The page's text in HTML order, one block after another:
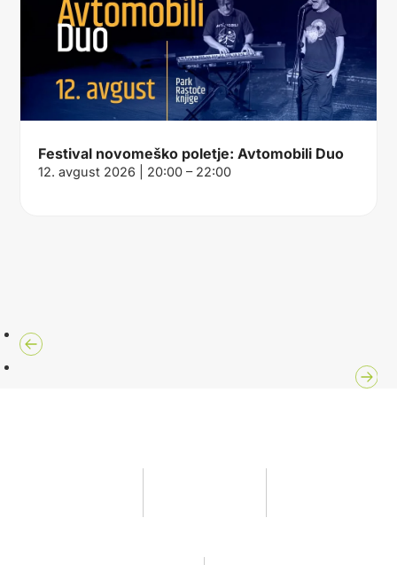
Festival novomeško poletje: Avtomobili Duo
12. avgust 2026 | 20:00 – 22:00